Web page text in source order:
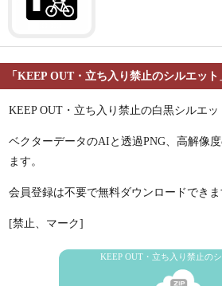
「KEEP OUT・立ち入り禁止のシルエッ
KEEP OUT・立ち入り禁止の白黒シルエッ
ベクターデータのAIと透過PNG、高解像
ます。
会員登録は不要で無料ダウンロードできま
[禁止、マーク]
KEEP OUT・立ち入り禁止の